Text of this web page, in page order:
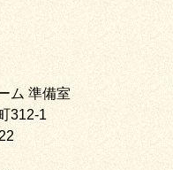
ム 準備室
312-1